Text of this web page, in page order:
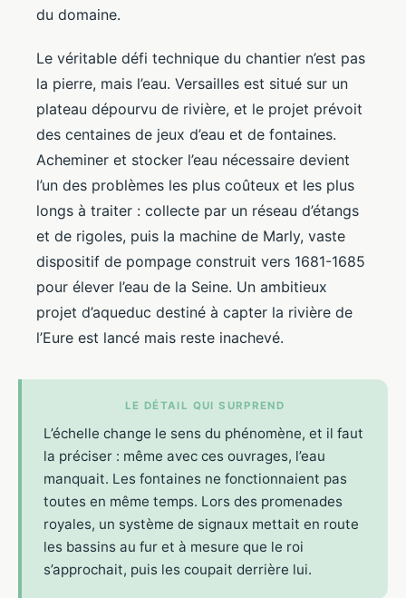
du domaine.
Le véritable défi technique du chantier n’est pas
la pierre, mais l’eau. Versailles est situé sur un
plateau dépourvu de rivière, et le projet prévoit
des centaines de jeux d’eau et de fontaines.
Acheminer et stocker l’eau nécessaire devient
l’un des problèmes les plus coûteux et les plus
longs à traiter : collecte par un réseau d’étangs
et de rigoles, puis la machine de Marly, vaste
dispositif de pompage construit vers 1681-1685
pour élever l’eau de la Seine. Un ambitieux
projet d’aqueduc destiné à capter la rivière de
l’Eure est lancé mais reste inachevé.
LE DÉTAIL QUI SURPREND
L’échelle change le sens du phénomène, et il faut
la préciser : même avec ces ouvrages, l’eau
manquait. Les fontaines ne fonctionnaient pas
toutes en même temps. Lors des promenades
royales, un système de signaux mettait en route
les bassins au fur et à mesure que le roi
s’approchait, puis les coupait derrière lui.